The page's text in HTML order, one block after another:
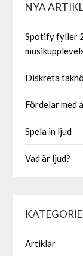
NYA
Spotify fyller
Diskreta
Fördelar med
Spela in ljud
Vad är ljud?
Artiklar